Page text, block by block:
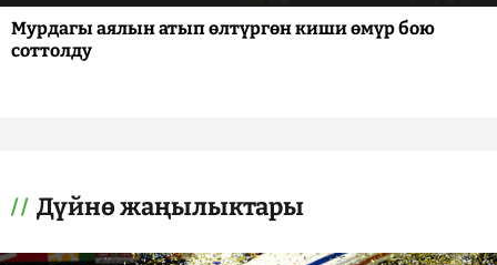
Мурдагы аялын атып өлтүргөн киши өмүр бою
соттолду
Дүйнө жаңылыктары